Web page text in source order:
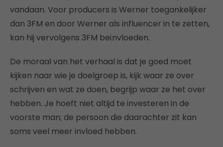
vandaan. Voor producers is Werner toegankelijker
dan 3FM en door Werner als influencer in te zetten,
kan hij vervolgens 3FM beïnvloeden.
De moraal van het verhaal is dat je goed moet
kijken naar wie je doelgroep is, kijk waar ze over
schrijven en wat ze doen, begrijp waar ze het over
hebben. Je hoeft niet altijd te investeren in de
voorste man; de persoon die daarachter zit kan
soms veel meer invloed hebben.